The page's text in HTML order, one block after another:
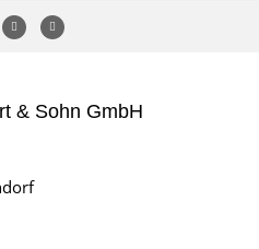
& Sohn GmbH